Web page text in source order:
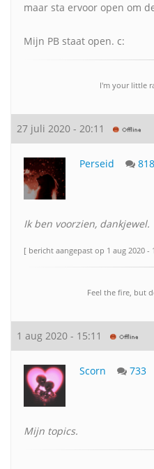
maar sta ervoor open om
Mijn PB staat open. c:
I'm your little
27 juli 2020 - 20:11
Perseid
Ik ben voorzien, dankjewel.
[ bericht aangepast op 1 aug 2020 -
Feel the fire, but
1 aug 2020 - 15:11
Scorn 733
Mijn topics.